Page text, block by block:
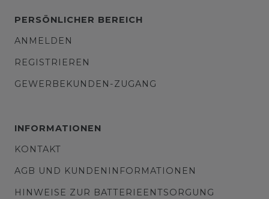
PERSÖNLICHER BEREICH
ANMELDEN
REGISTRIEREN
GEWERBEKUNDEN-ZUGANG
INFORMATIONEN
KONTAKT
AGB UND KUNDENINFORMATIONEN
HINWEISE ZUR BATTERIEENTSORGUNG